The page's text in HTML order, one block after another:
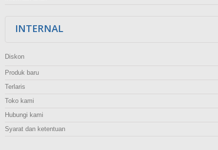
INTERNAL
Diskon
Produk baru
Terlaris
Toko kami
Hubungi kami
Syarat dan ketentuan